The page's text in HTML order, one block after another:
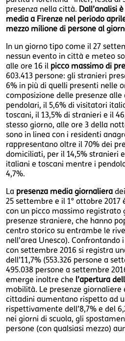
presenza nella città. Dall’analisi
media a Firenze nel periodo
mezzo milione di persone al
In un giorno tipo come il 27
nessun evento in città e meteo
alle ore 16 il picco massimo di
603.413 persone: gli stranieri
6% in più di quelli presenti nelle
composizione delle presenze alle
pendolari, il 5,6% di visitatori
toscani, il 13,5% di stranieri e il
stesso giorno, alle ore 3 della
sono in linea con i residenti
rappresentano oltre il 70% dei
domiciliati, per il 14,5% stranieri
italiani e toscani mentre i
4,7%.
La presenza media giornaliera
25 settembre e il 1° ottobre 2017
con un picco massimo registrato
presenze straniere, che hanno
centro storico su entrambe le
nell’area Unesco).
con settembre 2016 si registra
dell’11,7% (553.326 persone a
495.038 persone a settembre
emerge inoltre che l’apertura
mobilità. Le presenze giornaliere
cittadini aumentano rispetto ad
rispettivamente dell’8,7% e del
nei giorni di scuola, gli
persone (con qualsiasi mezzo)